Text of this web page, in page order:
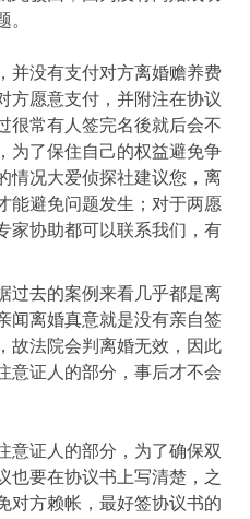
。
并没有支付对方离婚赡养费
方愿意支付，并附注在协议
很常有人签完名後就后会不
为了保住自己的权益避免争
情况大爱侦探社建议您，离
能避免问题发生；对于两愿
家协助都可以联系我们，有
过去的案例来看几乎都是离
闻离婚真意就是没有亲自签
故法院会判离婚无效，因此
意证人的部分，事后才不会
意证人的部分，为了确保双
也要在协议书上写清楚，之
对方赖帐，最好签协议书的